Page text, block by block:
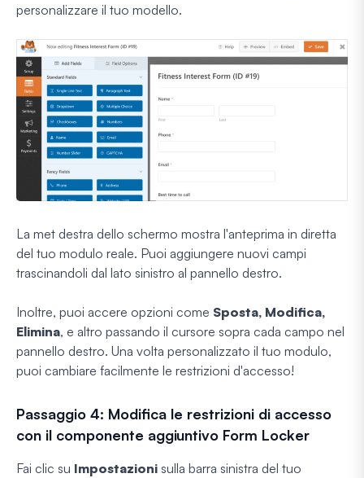
personalizzare il tuo modello.
La met destra dello schermo mostra l'anteprima in diretta
del tuo modulo reale. Puoi aggiungere nuovi campi
trascinandoli dal lato sinistro al pannello destro.
Inoltre, puoi accere opzioni come Sposta, Modifica,
Elimina, e altro passando il cursore sopra cada campo nel
pannello destro. Una volta personalizzato il tuo modulo,
puoi cambiare facilmente le restrizioni d'accesso!
Passaggio 4: Modifica le restrizioni di accesso
con il componente aggiuntivo Form Locker
Fai clic su Impostazioni sulla barra sinistra del tuo